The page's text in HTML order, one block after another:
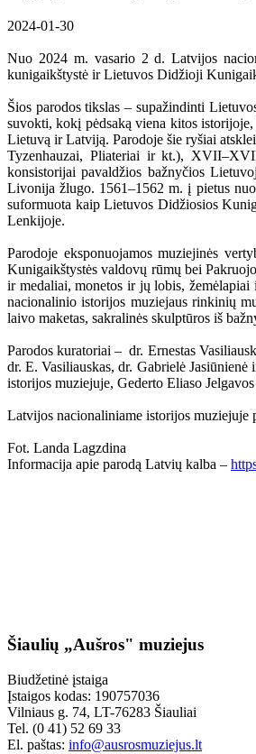
2024-01-30
Nuo 2024 m. vasario 2 d. Latvijos
kunigaikštystė ir Lietuvos Didžioji
Šios parodos tikslas – supažindinti
suvokti, kokį pėdsaką viena kitos
Lietuvą ir Latviją. Parodoje šie ryšiai
Tyzenhauzai, Pliateriai ir kt.),
konsistorijai pavaldžios bažnyčios
Livonija žlugo. 1561–1562 m. į pietus
suformuota kaip Lietuvos Didžiosios
Lenkijoje.
Parodoje eksponuojamos muziejinės
Kunigaikštystės valdovų rūmų bei
ir medaliai, monetos ir jų lobis,
nacionalinio istorijos muziejaus rinkinių
laivo maketas, sakralinės skulptūros iš
Parodos kuratoriai – dr. Ernestas
dr. E. Vasiliauskas, dr. Gabrielė
istorijos muziejuje, Gederto Eliaso
Latvijos nacionaliniame istorijos muziejuje
Fot. Landa Lagzdina
Informacija apie parodą Latvių kalba –
Šiaulių „Aušros" muziejus
Biudžetinė įstaiga
Įstaigos kodas: 190757036
Vilniaus g. 74, LT-76283 Šiauliai
Tel. (0 41) 52 69 33
El. paštas: info@ausrosmuziejus.lt